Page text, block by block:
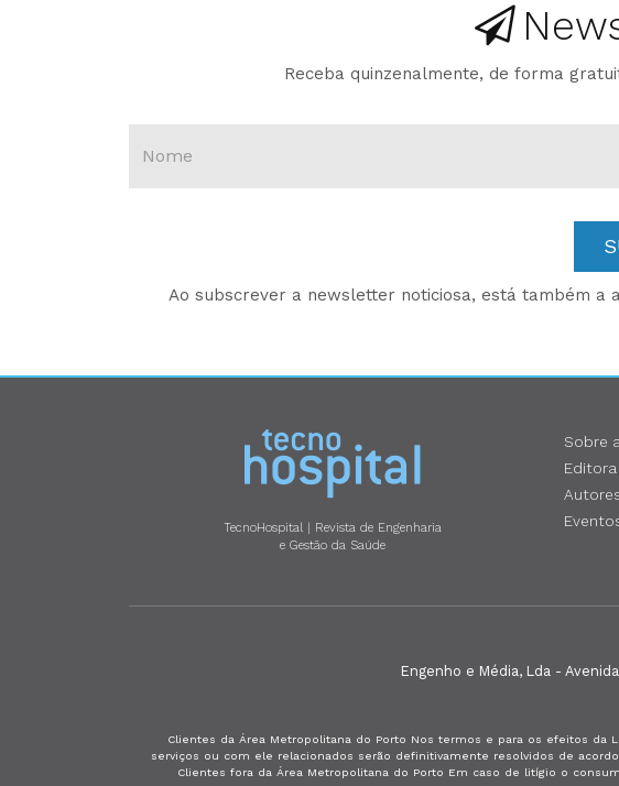
Receba quinzenalmente, de forma
Ao subscrever a newsletter noticiosa, está também
TecnoHospital | Revista de Engenharia
e Gestão da Saúde
Sobre
Editora
Engenho e Média, Lda -
Clientes da Área Metropolitana do Porto Nos termos e para os efeitos
serviços ou com ele relacionados serão definitivamente resolvidos de
Clientes fora da Área Metropolitana do Porto Em caso de litígio o